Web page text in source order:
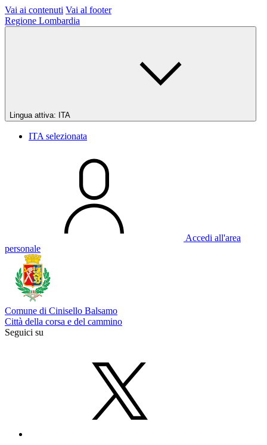
Vai ai contenuti Vai al footer
Regione Lombardia
Lingua attiva: ITA
ITA selezionata
Accedi all'area
personale
Comune di Cinisello Balsamo
Città della corsa e del cammino
Seguici su